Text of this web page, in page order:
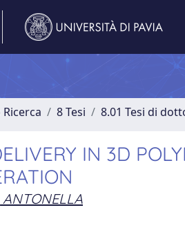
8 Tesi 8.01 Tesi di
IN 3D
ANTONELLA